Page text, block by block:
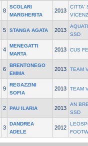
8
SCOLARI
MARGHERITA
2013
CITTA'
5 STANGA AGATA 2013
SSD
4
MENEGATTI
MARTA
2013 CUS
6
BRENTONEGO
EMMA
2013 TEAM
9
REGAZZINI
SOFIA
2013 TEAM
2 PAU ILARIA 2013
AN
SSD
3
DANDREA
ADELE
2012